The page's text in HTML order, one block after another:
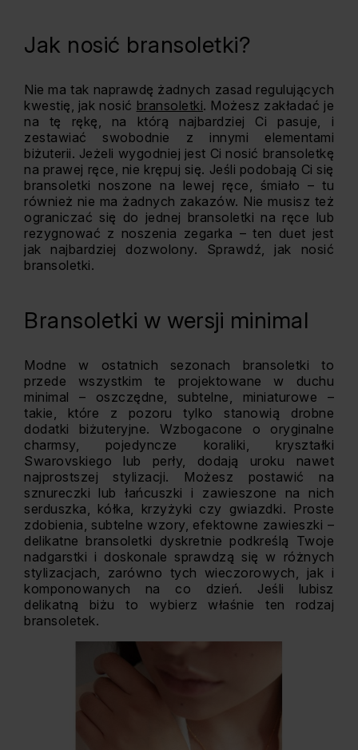
Jak nosić bransoletki?
Nie ma tak naprawdę żadnych zasad regulujących
kwestię, jak nosić bransoletki. Możesz zakładać je
na tę rękę, na którą najbardziej Ci pasuje, i
zestawiać swobodnie z innymi elementami
biżuterii. Jeżeli wygodniej jest Ci nosić bransoletkę
na prawej ręce, nie krępuj się. Jeśli podobają Ci się
bransoletki noszone na lewej ręce, śmiało – tu
również nie ma żadnych zakazów. Nie musisz też
ograniczać się do jednej bransoletki na ręce lub
rezygnować z noszenia zegarka – ten duet jest
jak najbardziej dozwolony. Sprawdź, jak nosić
bransoletki.
Bransoletki w wersji minimal
Modne w ostatnich sezonach bransoletki to
przede wszystkim te projektowane w duchu
minimal – oszczędne, subtelne, miniaturowe –
takie, które z pozoru tylko stanowią drobne
dodatki biżuteryjne. Wzbogacone o oryginalne
charmsy, pojedyncze koraliki, kryształki
Swarovskiego lub perły, dodają uroku nawet
najprostszej stylizacji. Możesz postawić na
sznureczki lub łańcuszki i zawieszone na nich
serduszka, kółka, krzyżyki czy gwiazdki. Proste
zdobienia, subtelne wzory, efektowne zawieszki –
delikatne bransoletki dyskretnie podkreślą Twoje
nadgarstki i doskonale sprawdzą się w różnych
stylizacjach, zarówno tych wieczorowych, jak i
komponowanych na co dzień. Jeśli lubisz
delikatną biżu to wybierz właśnie ten rodzaj
bransoletek.